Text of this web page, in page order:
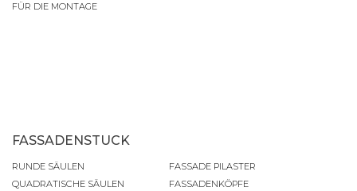
FÜR DIE MONTAGE
FASSADENSTUCK
RUNDE SÄULEN
QUADRATISCHE SÄULEN
FASSADE PILASTER
FASSADENKÖPFE